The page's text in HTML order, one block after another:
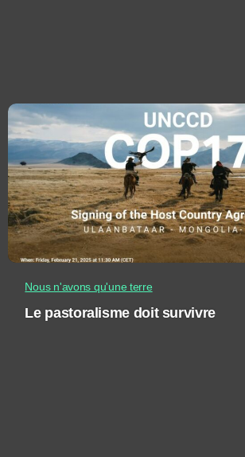
Nous n'avons qu'une terre
Le pastoralisme doit survivre